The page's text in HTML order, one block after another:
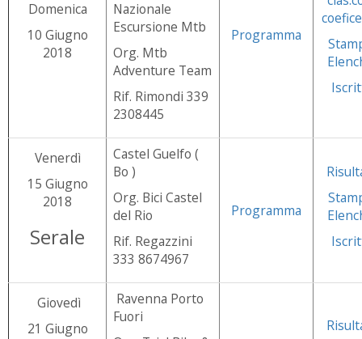
Domenica
10 Giugno
2018
Nazionale
Escursione Mtb
Org. Mtb
Adventure Team
Rif. Rimondi 339
2308445
Programma
Venerdì
15 Giugno
2018
Serale
Castel Guelfo (
Bo )
Org. Bici Castel
del Rio
Rif. Regazzini
333 8674967
Programma
Giovedì
21 Giugno
Ravenna Porto
Fuori